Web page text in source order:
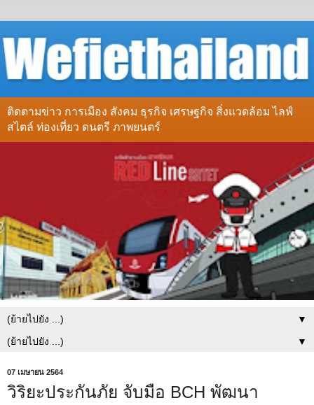
ติดตามข่าว การเมือง สังคม ธุรกิจ เศรษฐกิจ สิ่งแวดล้อม ไลฟ์
สไตล์ ท่องเที่ยว ดนตรี ภาพยนตร์
▼
▼
07 เมษายน 2564
วิริยะประกันภัย จับมือ BCH พัฒนา